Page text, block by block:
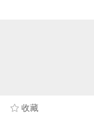
收藏